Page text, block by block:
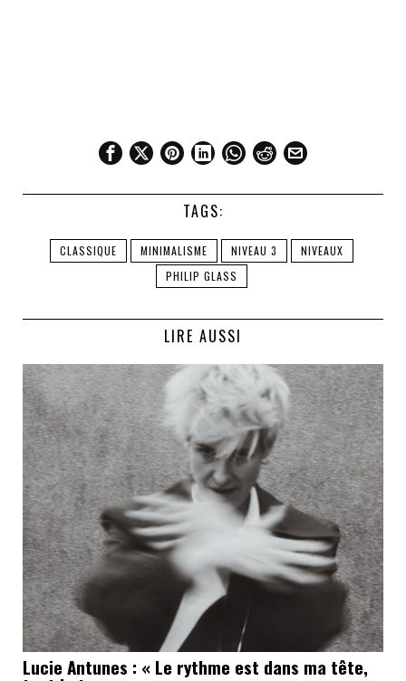
TAGS:
CLASSIQUE MINIMALISME NIVEAU 3
NIVEAUX
PHILIP GLASS
LIRE AUSSI
Lucie Antunes : « Le rythme est dans ma tête,